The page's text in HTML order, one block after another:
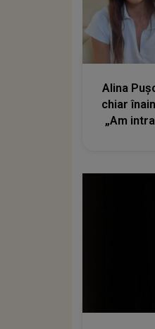
Alina
chiar
„Am